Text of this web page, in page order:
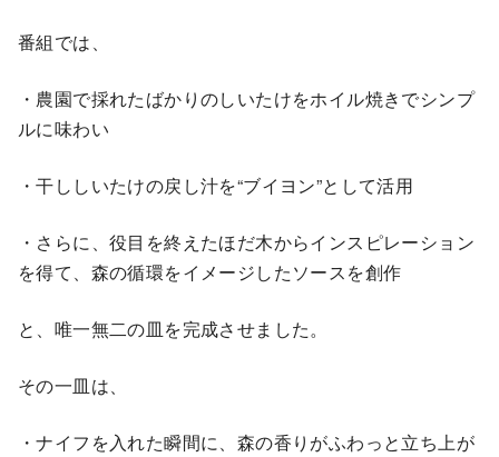
番組では、
・農園で採れたばかりのしいたけをホイル焼きでシンプ
ルに味わい
・干ししいたけの戻し汁を“ブイヨン”として活用
・さらに、役目を終えたほだ木からインスピレーション
を得て、森の循環をイメージしたソースを創作
と、唯一無二の皿を完成させました。
その一皿は、
・ナイフを入れた瞬間に、森の香りがふわっと立ち上が